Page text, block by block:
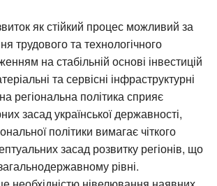
як стійкий процес можливий за
трудового та технологічного
на стабільній основі інвестицій
та сервісні інфраструктурні
регіональна політика сприяє
засад української державності,
політики вимагає чіткого
засад розвитку регіонів, що
рівні.